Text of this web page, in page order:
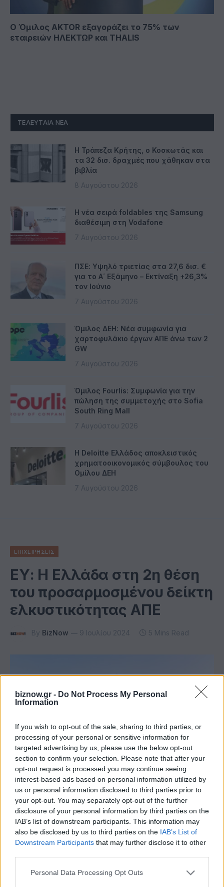
biznow.gr - Do Not Process My Personal
Information
If you wish to opt-out of the sale, sharing to third parties, or
processing of your personal or sensitive information for
targeted advertising by us, please use the below opt-out
section to confirm your selection. Please note that after your
opt-out request is processed you may continue seeing
interest-based ads based on personal information utilized by
us or personal information disclosed to third parties prior to
your opt-out. You may separately opt-out of the further
disclosure of your personal information by third parties on the
IAB’s list of downstream participants. This information may
also be disclosed by us to third parties on the IAB’s List of
Downstream Participants that may further disclose it to other
Personal Data Processing Opt Outs
Ο Όμιλος AKTOR εξαγοράζει το 75% των
εταιρειών ΗΛΕΚΤΩΡ και THALIS
ΤΕΛΕΥΤΑΊΑ ΝΈΑ
Η Τράπεζα Κρήτης, ο Κοσκωτάς και
τα 32 δισ. δραχμές που χάθηκαν στα
βιβλία
8 Αυγούστου 2026
Η νέα σειρά foldables της Samsung
διαθέσιμη στη Vodafone
7 Αυγούστου 2026
ΠΣΕ: Υψηλό τριετίας στα 27,6 δισ. €
για το Α΄ Εξάμηνο – Εκτίναξη +26,3%
τον Ιούνιο
7 Αυγούστου 2026
Όμιλος ΔΕΗ: Νέα συμφωνία για
χαρτοφυλάκιο έργων ΑΠΕ άνω των 2
GW
7 Αυγούστου 2026
Όμιλος Fourlis: Συμφωνία για την
πώληση της συμμετοχής στο Sofia
South Ring Mall
7 Αυγούστου 2026
Η Deloitte Ελλάδος αποκλειστικός
χρηματοοικονομικός σύμβουλος του
Ομίλου ΔΕΗ
7 Αυγούστου 2026
ΕΠΙΧΕΙΡΗΣΕΙΣ
ΕΥ: Η Ελλάδα στη 2η θέση
του προσαρμοσμένου δείκτη
ελκυστικότητας ΑΠΕ
By BizNow 9 Ιουλίου 2024 5 Mins Read
Όλες οι επιχειρηματικές εξελίξεις στο Google
News!
Ακολουθήστε το BizNow.gr και ενημερωθείτε άμεσα
για τις σημαντικότερες ειδήσεις της αγοράς